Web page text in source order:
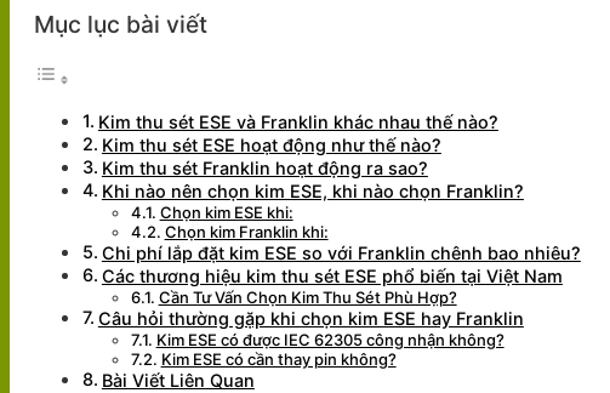
Mục lục bài viết
Kim thu sét ESE và Franklin khác nhau thế nào?
Kim thu sét ESE hoạt động như thế nào?
Kim thu sét Franklin hoạt động ra sao?
Khi nào nên chọn kim ESE, khi nào chọn Franklin?
Chọn kim ESE khi:
Chọn kim Franklin khi:
Chi phí lắp đặt kim ESE so với Franklin chênh bao nhiêu?
Các thương hiệu kim thu sét ESE phổ biến tại Việt Nam
Cần Tư Vấn Chọn Kim Thu Sét Phù Hợp?
Câu hỏi thường gặp khi chọn kim ESE hay Franklin
Kim ESE có được IEC 62305 công nhận không?
Kim ESE có cần thay pin không?
Bài Viết Liên Quan